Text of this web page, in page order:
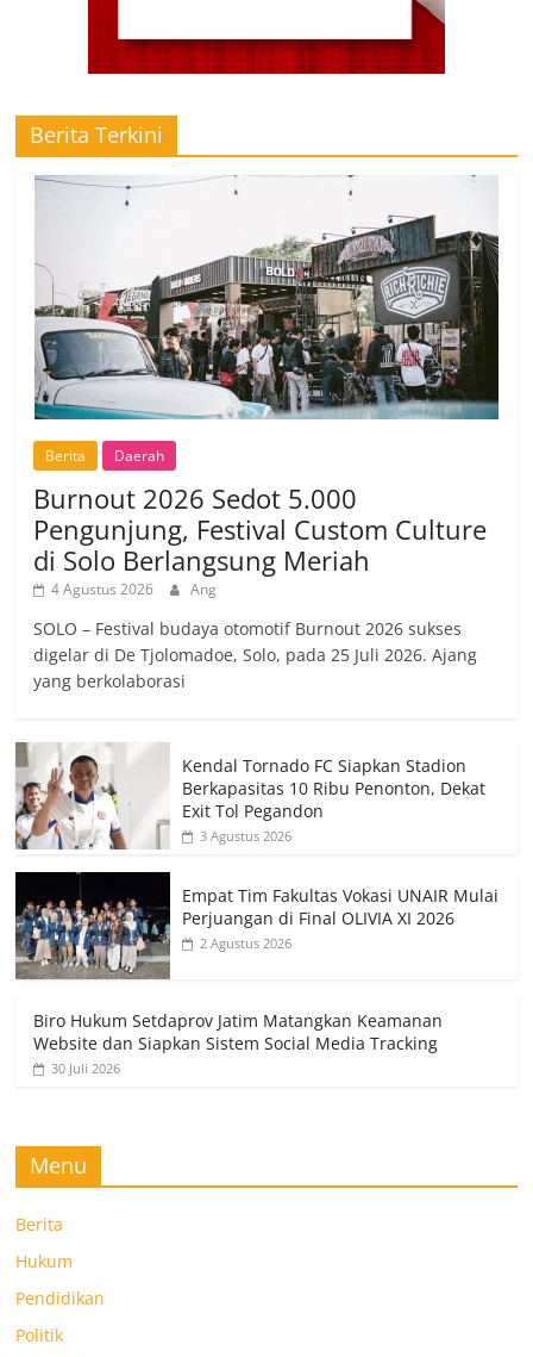
Berita Terkini
Berita Daerah
Burnout 2026 Sedot 5.000
Pengunjung, Festival Custom Culture
di Solo Berlangsung Meriah
4 Agustus 2026 Ang
SOLO – Festival budaya otomotif Burnout 2026 sukses
digelar di De Tjolomadoe, Solo, pada 25 Juli 2026. Ajang
yang berkolaborasi
Kendal Tornado FC Siapkan Stadion
Berkapasitas 10 Ribu Penonton, Dekat
Exit Tol Pegandon
3 Agustus 2026
Empat Tim Fakultas Vokasi UNAIR Mulai
Perjuangan di Final OLIVIA XI 2026
2 Agustus 2026
Biro Hukum Setdaprov Jatim Matangkan Keamanan
Website dan Siapkan Sistem Social Media Tracking
30 Juli 2026
Menu
Berita
Hukum
Pendidikan
Politik